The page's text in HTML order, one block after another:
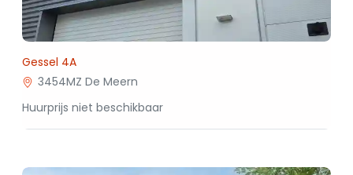
Gessel 4A
3454MZ De Meern
Huurprijs niet beschikbaar